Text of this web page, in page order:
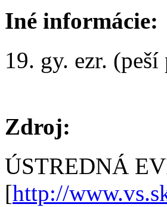
Iné informácie:
19. gy. ezr.
Zdroj:
ÚSTREDNÁ
[http://